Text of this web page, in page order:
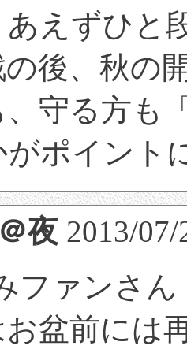
あえずひと
後、秋の
守る方も
がポイント
夜 2013/07/
ファンさん
盆前には